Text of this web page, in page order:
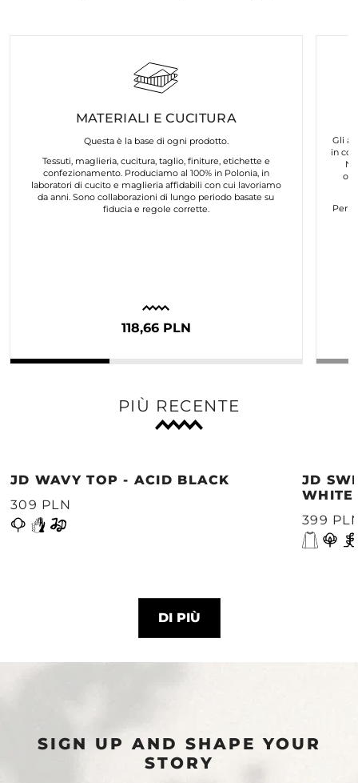
MATERIALI E CUCITURA
Questa è la base di ogni prodotto.
Tessuti, maglieria, cucitura, taglio, finiture, etichette e
confezionamento. Produciamo al 100% in Polonia, in
laboratori di cucito e maglieria affidabili con cui lavoriamo
da anni. Sono collaborazioni di lungo periodo basate su
fiducia e regole corrette.
118,66 PLN
Gli
in
Per
PIÙ RECENTE
JD WAVY TOP - ACID BLACK
309 PLN
JD
WHITE
399
DI PIÙ
SIGN UP AND SHAPE YOUR
STORY